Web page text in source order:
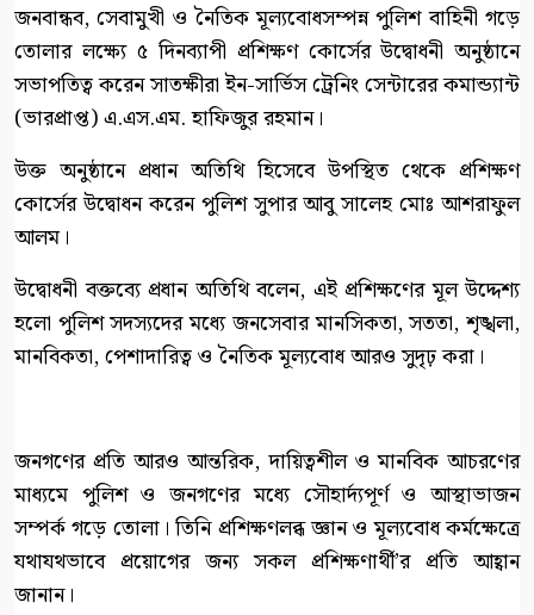
জনবান্ধব, সেবামুখী ও নৈতিক মূল্যবোধসম্পন্ন পুলিশ বাহিনী গড়ে
তোলার লক্ষ্যে ৫ দিনব্যাপী প্রশিক্ষণ কোর্সের উদ্বোধনী অনুষ্ঠানে
সভাপতিত্ব করেন সাতক্ষীরা ইন-সার্ভিস ট্রেনিং সেন্টারের কমান্ড্যান্ট
(ভারপ্রাপ্ত) এ.এস.এম. হাফিজুর রহমান।
উক্ত অনুষ্ঠানে প্রধান অতিথি হিসেবে উপস্থিত থেকে প্রশিক্ষণ
কোর্সের উদ্বোধন করেন পুলিশ সুপার আবু সালেহ মোঃ আশরাফুল
আলম।
উদ্বোধনী বক্তব্যে প্রধান অতিথি বলেন, এই প্রশিক্ষণের মূল উদ্দেশ্য
হলো পুলিশ সদস্যদের মধ্যে জনসেবার মানসিকতা, সততা, শৃঙ্খলা,
মানবিকতা, পেশাদারিত্ব ও নৈতিক মূল্যবোধ আরও সুদৃঢ় করা।
জনগণের প্রতি আরও আন্তরিক, দায়িত্বশীল ও মানবিক আচরণের
মাধ্যমে পুলিশ ও জনগণের মধ্যে সৌহার্দ্যপূর্ণ ও আস্থাভাজন
সম্পর্ক গড়ে তোলা। তিনি প্রশিক্ষণলব্ধ জ্ঞান ও মূল্যবোধ কর্মক্ষেত্রে
যথাযথভাবে প্রয়োগের জন্য সকল প্রশিক্ষণার্থী’র প্রতি আহ্বান
জানান।